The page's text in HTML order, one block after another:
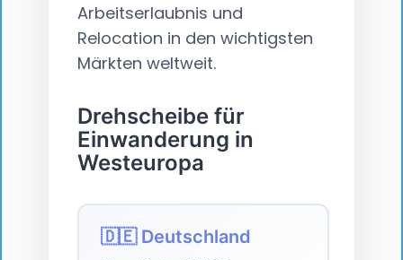
Arbeitserlaubnis und
Relocation in den wichtigsten
Märkten weltweit.
Drehscheibe für
Einwanderung in
Westeuropa
🇩🇪 Deutschland